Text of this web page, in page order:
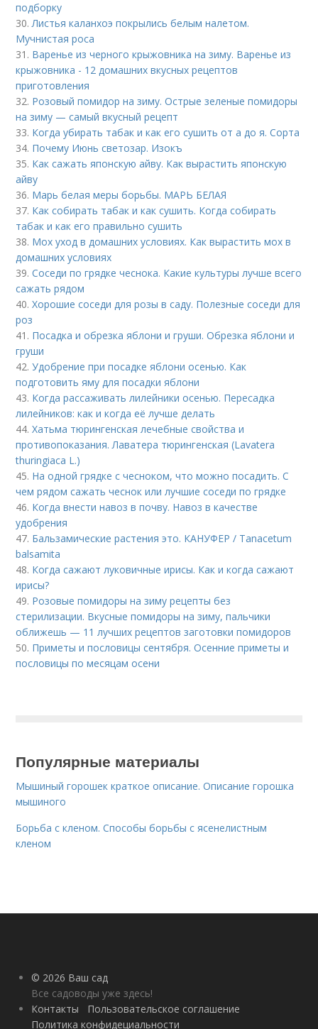
подборку
30.Листья каланхоэ покрылись белым налетом.
Мучнистая роса
31. Варенье из черного крыжовника на зиму. Варенье из
крыжовника - 12 домашних вкусных рецептов
приготовления
32. Розовый помидор на зиму. Острые зеленые помидоры
на зиму — самый вкусный рецепт
33. Когда убирать табак и как его сушить от а до я. Сорта
34. Почему Июнь светозар. Изокъ
35. Как сажать японскую айву. Как вырастить японскую
айву
36. Марь белая меры борьбы. МАРЬ БЕЛАЯ
37. Как собирать табак и как сушить. Когда собирать
табак и как его правильно сушить
38. Мох уход в домашних условиях. Как вырастить мох в
домашних условиях
39.Соседи по грядке чеснока. Какие культуры лучше всего
сажать рядом
40.Хорошие соседи для розы в саду. Полезные соседи для
роз
41. Посадка и обрезка яблони и груши. Обрезка яблони и
груши
42.Удобрение при посадке яблони осенью. Как
подготовить яму для посадки яблони
43. Когда рассаживать лилейники осенью. Пересадка
лилейников: как и когда её лучше делать
44.Хатьма тюрингенская лечебные свойства и
противопоказания. Лаватера тюрингенская (Lavatera
thuringiaca L.)
45. На одной грядке с чесноком, что можно посадить. С
чем рядом сажать чеснок или лучшие соседи по грядке
46. Когда внести навоз в почву. Навоз в качестве
удобрения
47. Бальзамические растения это. КАНУФЕР / Tanacetum
balsamita
48. Когда сажают луковичные ирисы. Как и когда сажают
ирисы?
49. Розовые помидоры на зиму рецепты без
стерилизации. Вкусные помидоры на зиму, пальчики
оближешь — 11 лучших рецептов заготовки помидоров
50. Приметы и пословицы сентября. Осенние приметы и
пословицы по месяцам осени
Популярные материалы
Мышиный горошек краткое описание. Описание горошка
мышиного
Борьба с кленом. Способы борьбы с ясенелистным
кленом
© 2026 Ваш сад
Все садоводы уже здесь!
Контакты
Пользовательское соглашение
Политика конфидециальности